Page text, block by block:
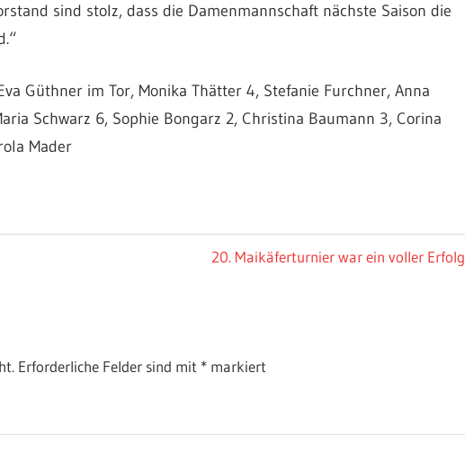
sind stolz, dass die Damenmannschaft nächste Saison die
Güthner im Tor, Monika Thätter 4, Stefanie Furchner, Anna
Schwarz 6, Sophie Bongarz 2, Christina Baumann 3, Corina
Mader
Nächster
20. Maikäferturnier war ein voller Erfolg
Erforderliche Felder sind mit *markiert